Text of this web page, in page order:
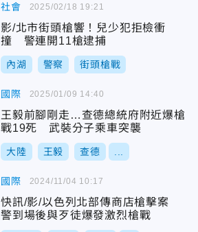
社會
影/北市街頭槍響！兒少犯拒檢衝
撞 警連開11槍逮捕
內湖 警察 街頭槍戰
2025/02/18 19:21
國際
王毅前腳剛走…查德總統府附近爆槍
戰19死 武裝分子乘車突襲
大陸 王毅 查德
2025/01/09 14:40
國際
快訊/影/以色列北部傳商店槍擊案
警到場後與歹徒爆發激烈槍戰
2024/11/04 10:17